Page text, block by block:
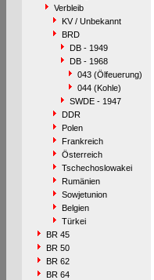
Verbleib
KV / Unbekannt
BRD
DB - 1949
DB - 1968
043 (Ölfeuerung)
044 (Kohle)
SWDE - 1947
DDR
Polen
Frankreich
Österreich
Tschechoslowakei
Rumänien
Sowjetunion
Belgien
Türkei
BR 45
BR 50
BR 62
BR 64